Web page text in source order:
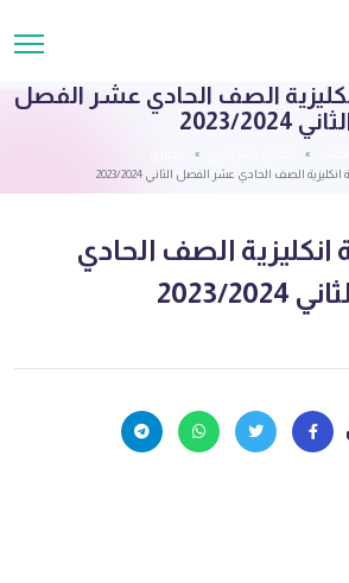
الصف الحادي عشر الفصل
2023/2024
الصف الحادي عشر الفصل الثاني 2023/2024
الصف الحادي
2024